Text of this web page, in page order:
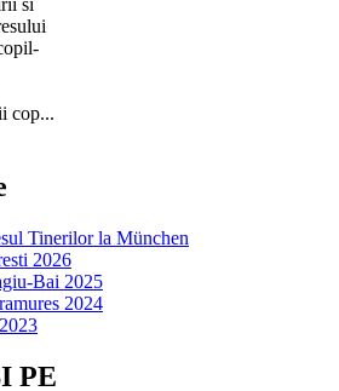
si
cop...
Tinerilor la München
2026
Bai 2025
2024
PE